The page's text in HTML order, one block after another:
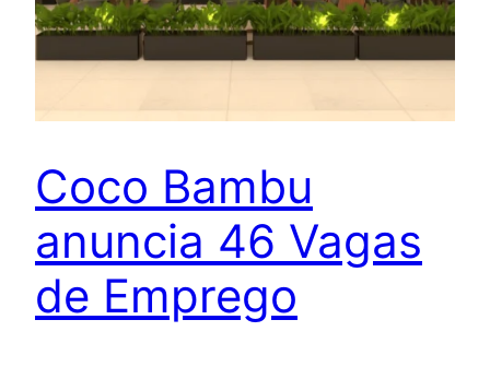
Coco Bambu
anuncia 46 Vagas
de Emprego